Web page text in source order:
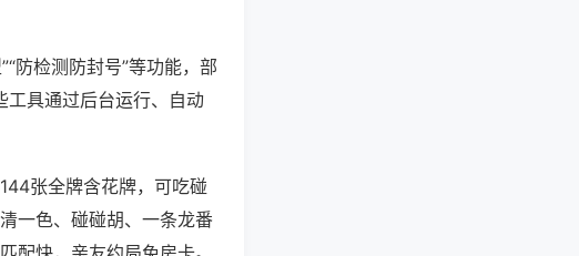
防检测防封号”等功能，部
工具通过后台运行、自动
张全牌含花牌，可吃碰
一色、碰碰胡、一条龙番